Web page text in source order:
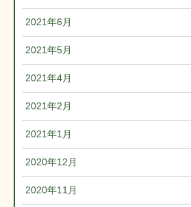
2021年6月
2021年5月
2021年4月
2021年2月
2021年1月
2020年12月
2020年11月